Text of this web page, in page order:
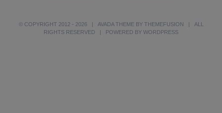
© COPYRIGHT 2012 - 2026 | AVADA THEME BY THEMEFUSION | ALL
RIGHTS RESERVED | POWERED BY WORDPRESS